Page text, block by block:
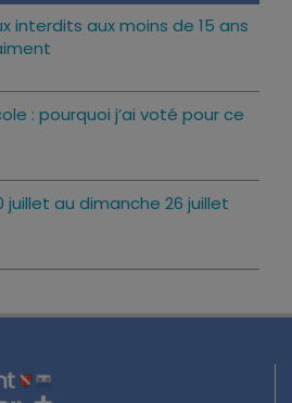
interdits aux moins de 15 ans
: pourquoi j’ai voté pour ce
juillet au dimanche 26 juillet